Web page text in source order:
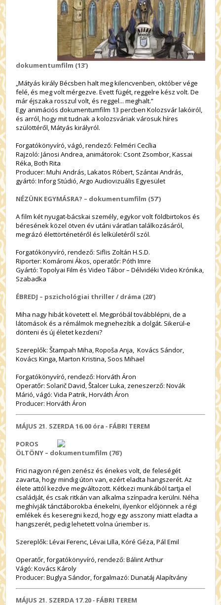
dokumentumfilm (13’)
„Mátyás király Bécsben halt meg kilencvenben, október vége
felé, és meg volt mérgezve. Evett fügét, reggelre kész volt. De
már éjszaka rosszul volt, és reggel... meghalt.”
Egy animációs dokumentumfilm 13 percben Kolozsvár lakóiról,
és arról, hogy mit tudnak a kolozsváriak városuk híres
szülöttéről, Mátyás királyról.
Forgatókönyvíró, vágó, rendező: Felméri Cecília
Rajzoló: Jánosi Andrea, animátorok: Csont Zsombor, Kassai
Réka, Both Rita
Producer: Muhi András, Lakatos Róbert, Szántai András,
gyártó: Inforg Stúdió, Argo Audiovizuális Egyesület
NÉZÜNK EGYMÁSRA? – dokumentumfilm (57’)
A film két nyugat-bácskai személy, egykor volt földbirtokos és
béresének közel ötven év utáni váratlan találkozásáról,
megrázó élettörténetéről és lelkületéről szól.
Forgatókönyvíró, rendező: Siflis Zoltán H.S.D.
Riporter: Komáromi Ákos, operatőr: Póth Imre
Gyártó: Topolyai Film és Video Tábor – Délvidéki Video Krónika,
Szabadka
ÉBREDJ – pszichológiai thriller / dráma (20’)
Miha nagy hibát követett el. Megpróbál továbblépni, de a
látomások és a rémálmok megnehezítik a dolgát. Sikerül-e
dönteni és új életet kezdeni?
Szereplők: Štampah Miha, Ropoša Anja, Kovács Sándor,
Kovács Kinga, Marton Kristina, Soos Mihael
Forgatókönyvíró, rendező: Horváth Áron
Operatőr: Solarič David, Štalcer Luka, zeneszerző: Novák
Márió, vágó: Vida Patrik, Horváth Áron
Producer: Horváth Áron
MÁJUS 21. SZERDA16.00 óra - FÁBRI TEREM
POROS
ÖLTÖNY – dokumentumfilm (76’)
Frici nagyon régen zenész és énekes volt, de feleségét
zavarta, hogy mindig úton van, ezért eladta hangszerét. Az
élete attól kezdve megváltozott. Kétkezi munkából tartja el
családját, és csak ritkán van alkalma színpadra kerülni. Néha
meghívják tánctáborokba énekelni, ilyenkor előjönnek a régi
emlékek és keseregni kezd, hogy egy asszony miatt eladta a
hangszerét, pedig lehetett volna úriember is.
Szereplők: Lévai Ferenc, Lévai Lilla, Kóré Géza, Pál Emil
Operatőr, forgatókönyvíró, rendező: Bálint Arthur
Vágó: Kovács Károly
Producer: Buglya Sándor, forgalmazó: Dunatáj Alapítvány
MÁJUS 21. SZERDA17.20- FÁBRI TEREM